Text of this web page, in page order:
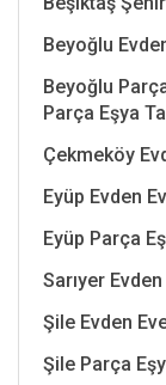
Beyoğlu
Beyoğlu
Parça Eşya
Çekmeköy
Eyüp Evden
Eyüp Parça
Sarıyer
Şile Evden
Şile Parça